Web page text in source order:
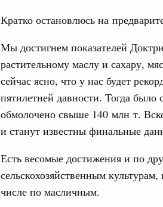
Кратко остановлюсь на
Мы достигнем показателей
растительному маслу и сахару,
сейчас ясно, что у нас будет
пятилетней давности. Тогда
обмолочено свыше 140 млн т.
и станут известны финальные
Есть весомые достижения и по
сельскохозяйственным культурам,
числе по масличным.